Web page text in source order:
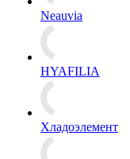
Neauvia
HYAFILIA
Хладоэлемент